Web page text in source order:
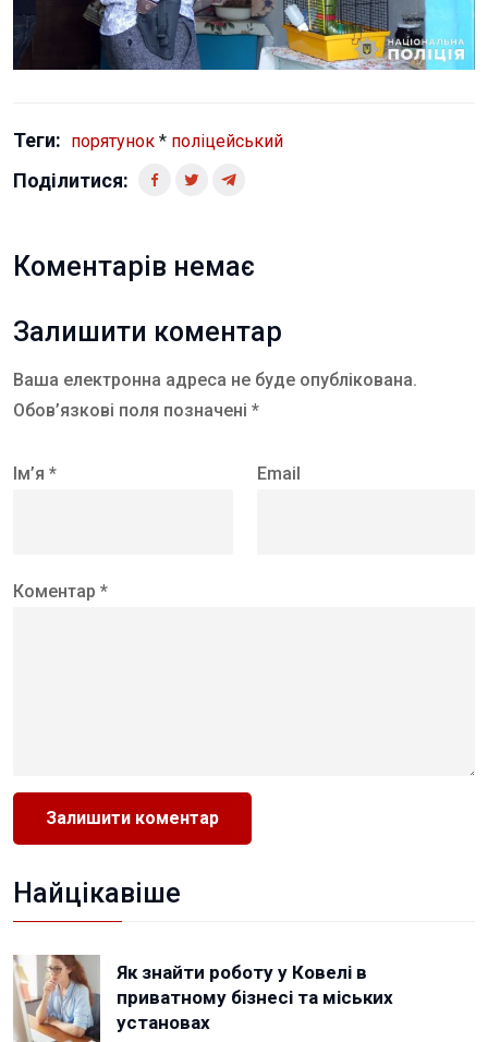
Теги: порятунок * поліцейський
Поділитися:
Коментарів немає
Залишити коментар
Ваша електронна адреса не буде опублікована.
Обов’язкові поля позначені *
Ім’я * Email
Коментар *
Найцікавіше
Як знайти роботу у Ковелі в
приватному бізнесі та міських
установах